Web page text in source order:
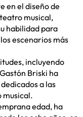
en el diseño de
musical,
habilidad para
escenarios más
incluyendo
Briski ha
dedicados a las
musical.
edad, ha